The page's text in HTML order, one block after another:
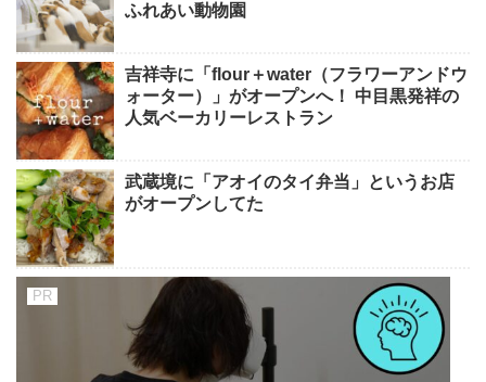
ふれあい動物園
吉祥寺に「flour＋water（フラワーアンドウ
ォーター）」がオープンへ！ 中目黒発祥の
人気ベーカリーレストラン
武蔵境に「アオイのタイ弁当」というお店
がオープンしてた